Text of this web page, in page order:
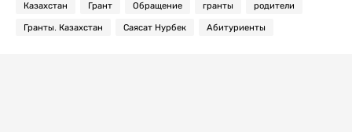
Казахстан Грант Обращение гранты родители
Гранты. Казахстан Саясат Нурбек Абитуриенты